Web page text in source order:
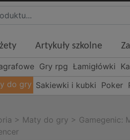
Artykuły szkolne
Gry rpg Łamigłówki
do gry Sakiewki i kubki Poker
> Maty do gry > Gamegenic: